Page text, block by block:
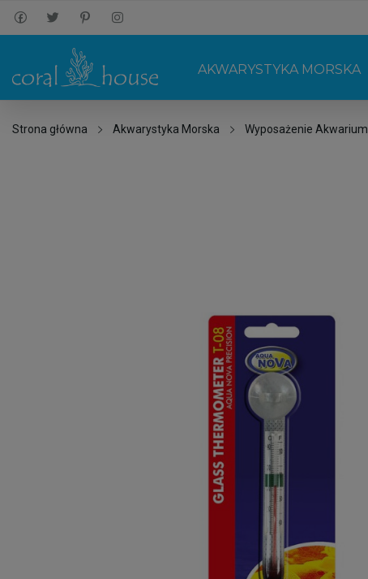
AKWARYSTYKA MORSKA
Strona główna Akwarystyka Morska Wyposażenie Akwarium